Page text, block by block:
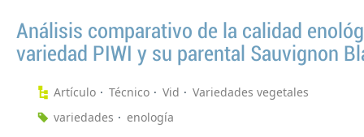
Análisis comparativo de la calidad
variedad PIWI y su parental Sauvignon
Artículo Técnico Vid
Variedades vegetales
variedades
enología